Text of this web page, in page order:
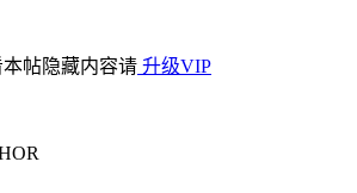
帖隐藏内容请 升级VIP